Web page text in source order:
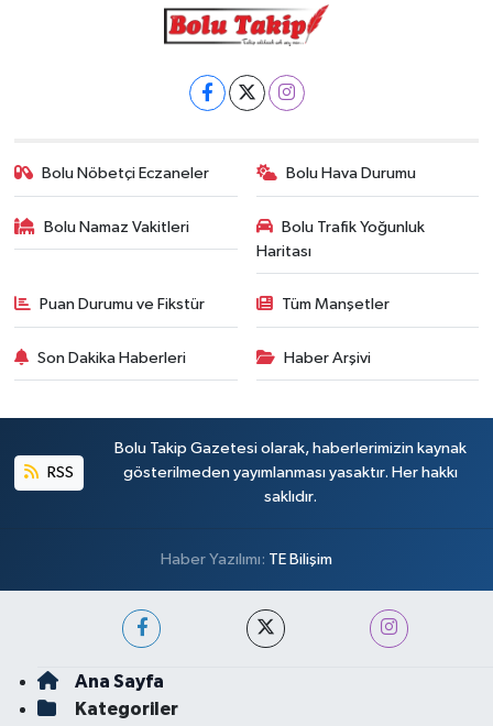
Bolu Nöbetçi Eczaneler Bolu Hava Durumu
Bolu Namaz Vakitleri
Bolu Trafik Yoğunluk
Haritası
Puan Durumu ve Fikstür Tüm Manşetler
Son Dakika Haberleri Haber Arşivi
RSS
Bolu Takip Gazetesi olarak, haberlerimizin kaynak
gösterilmeden yayımlanması yasaktır. Her hakkı
saklıdır.
Haber Yazılımı: TE Bilişim
Ana Sayfa
Kategoriler